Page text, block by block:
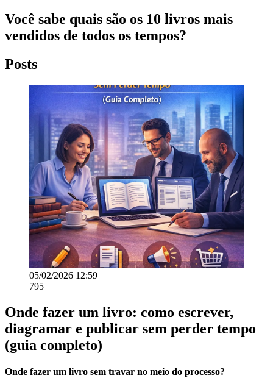
Você sabe quais são os 10 livros mais
vendidos de todos os tempos?
Posts
05/02/2026 12:59
795
Onde fazer um livro: como escrever,
diagramar e publicar sem perder tempo
(guia completo)
Onde fazer um livro sem travar no meio do processo?